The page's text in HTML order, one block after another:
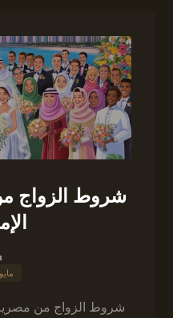
شروط الزواج
مايو 16, 2025
شروط الزواج من مصرية